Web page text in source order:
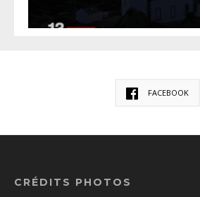
FACEBOOK
CRÉDITS PHOTOS